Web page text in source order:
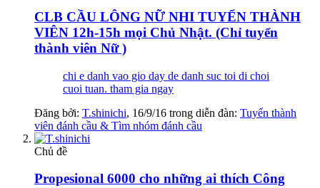
CLB CẦU LÔNG NỮ NHI TUYỂN THÀNH
VIÊN 12h-15h mọi Chủ Nhật. (Chỉ tuyển
thành viên Nữ )
chi e danh vao gio day de danh suc toi di choi
cuoi tuan. tham gia ngay
Đăng bởi: T.shinichi, 16/9/16 trong diễn đàn: Tuyển thành
viên đánh cầu & Tìm nhóm đánh cầu
Chủ đề
Propesional 6000 cho những ai thích Công